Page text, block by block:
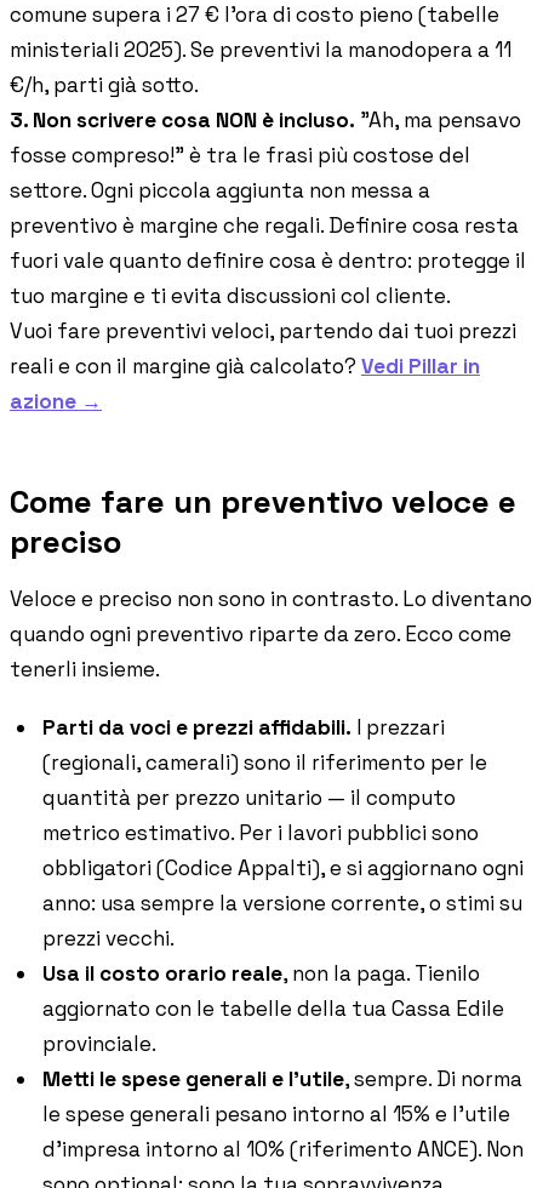
comune supera i 27 € l'ora di costo pieno (tabelle
ministeriali 2025). Se preventivi la manodopera a 11
€/h, parti già sotto.
3. Non scrivere cosa NON è incluso. "Ah, ma pensavo
fosse compreso!" è tra le frasi più costose del
settore. Ogni piccola aggiunta non messa a
preventivo è margine che regali. Definire cosa resta
fuori vale quanto definire cosa è dentro: protegge il
tuo margine e ti evita discussioni col cliente.
Vuoi fare preventivi veloci, partendo dai tuoi prezzi
reali e con il margine già calcolato? Vedi Pillar in
azione →
Come fare un preventivo veloce e
preciso
Veloce e preciso non sono in contrasto. Lo diventano
quando ogni preventivo riparte da zero. Ecco come
tenerli insieme.
Parti da voci e prezzi affidabili. I prezzari
(regionali, camerali) sono il riferimento per le
quantità per prezzo unitario — il computo
metrico estimativo. Per i lavori pubblici sono
obbligatori (Codice Appalti), e si aggiornano ogni
anno: usa sempre la versione corrente, o stimi su
prezzi vecchi.
Usa il costo orario reale, non la paga. Tienilo
aggiornato con le tabelle della tua Cassa Edile
provinciale.
Metti le spese generali e l'utile, sempre. Di norma
le spese generali pesano intorno al 15% e l'utile
d'impresa intorno al 10% (riferimento ANCE). Non